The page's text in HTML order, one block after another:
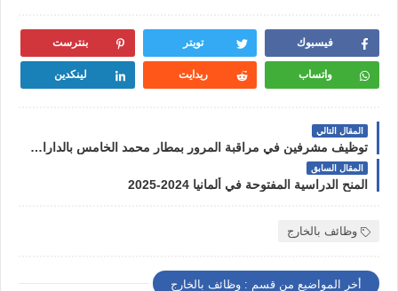
فيسبوك تويتر بنترست
واتساب ريدايت لينكدين
المقال التالي
توظيف مشرفين في مراقبة المرور بمطار محمد الخامس بالدارالبيضاء 2024
المقال السابق
المنح الدراسية المفتوحة في ألمانيا 2024-2025
وظائف بالخارج
أخر المواضيع من قسم : وظائف بالخارج